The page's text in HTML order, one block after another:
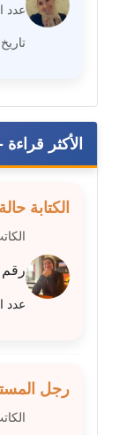
عدد
الأكثر
الكتابة
رقم
عدد
رجل